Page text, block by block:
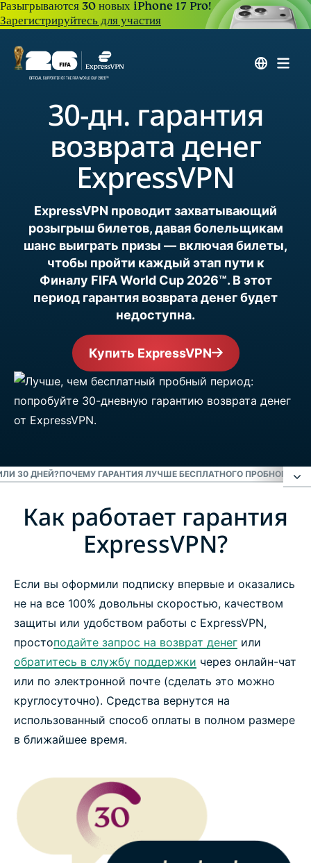
Разыгрываются 30 новых iPhone 17 Pro!
Зарегистрируйтесь для участия
30-дн. гарантия
возврата денег
ExpressVPN
ExpressVPN проводит захватывающий
розыгрыш билетов, давая болельщикам
шанс выиграть призы — включая билеты,
чтобы пройти каждый этап пути к
Финалу FIFA World Cup 2026™. В этот
период гарантия возврата денег будет
недоступна.
Купить ExpressVPN
30 ДНЕЙ?ПОЧЕМУ ГАРАНТИЯ ЛУЧШЕ БЕСПЛАТНОГО ПРОБНОГО
Как работает гарантия ExpressVPN?
Гарантия действует 1 месяц или 30 дней?
Почему гарантия лучше бесплатного пробного
периода?
Типичные вопросы
Попробуйте ExpressVPN без риска
Как работает гарантия
ExpressVPN?
Если вы оформили подписку впервые и оказались
не на все 100% довольны скоростью, качеством
защиты или удобством работы с ExpressVPN,
простоподайте запрос на возврат денег или
обратитесь в службу поддержки через онлайн-чат
или по электронной почте (сделать это можно
круглосуточно). Средства вернутся на
использованный способ оплаты в полном размере
в ближайшее время.